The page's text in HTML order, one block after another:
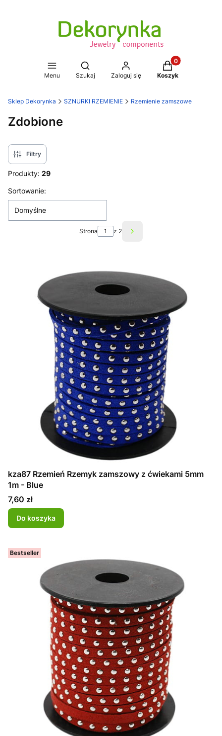
Menu
Otwórz wyszukiwarkę
Szukaj Zaloguj się
Produkty w
Koszyk
Sklep Dekorynka SZNURKI RZEMIENIE Rzemienie zamszowe
Zdobione
Filtry
Produkty: 29
Lista produktów
Sortowanie:
Domyślne
Strona z 2 Następne produkty
kza87 Rzemień Rzemyk zamszowy z ćwiekami 5mm
1m - Blue
Cena
7,60 zł
Do koszyka
Bestseller